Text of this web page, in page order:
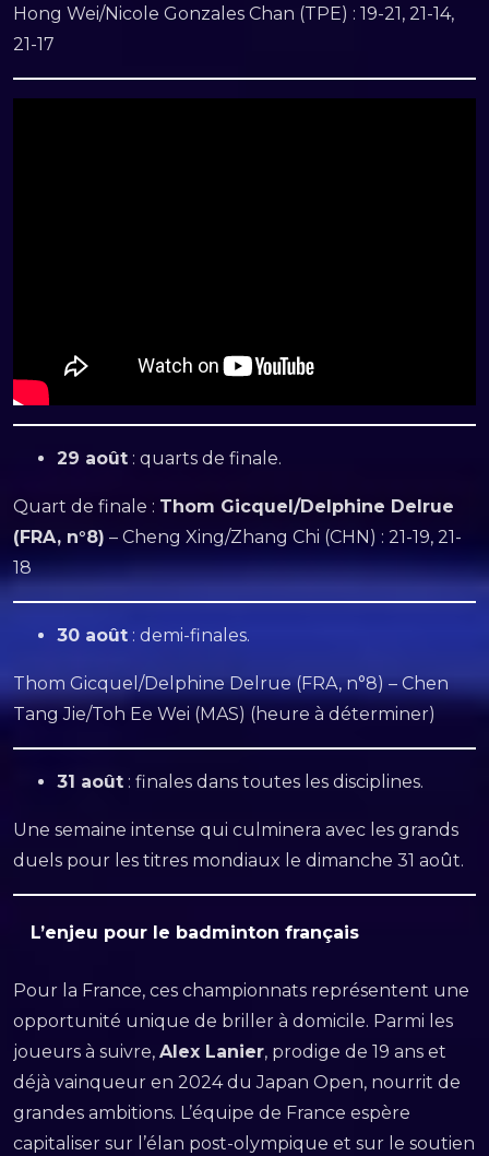
Hong Wei/Nicole Gonzales Chan (TPE) : 19-21, 21-14,
21-17
29 août : quarts de finale.
Quart de finale : Thom Gicquel/Delphine Delrue
(FRA, n°8) – Cheng Xing/Zhang Chi (CHN) : 21-19, 21-
18
30 août : demi-finales.
Thom Gicquel/Delphine Delrue (FRA, n°8) – Chen
Tang Jie/Toh Ee Wei (MAS) (heure à déterminer)
31 août : finales dans toutes les disciplines.
Une semaine intense qui culminera avec les grands
duels pour les titres mondiaux le dimanche 31 août.
L’enjeu pour le badminton français
Pour la France, ces championnats représentent une
opportunité unique de briller à domicile. Parmi les
joueurs à suivre, Alex Lanier, prodige de 19 ans et
déjà vainqueur en 2024 du Japan Open, nourrit de
grandes ambitions. L’équipe de France espère
capitaliser sur l’élan post-olympique et sur le soutien